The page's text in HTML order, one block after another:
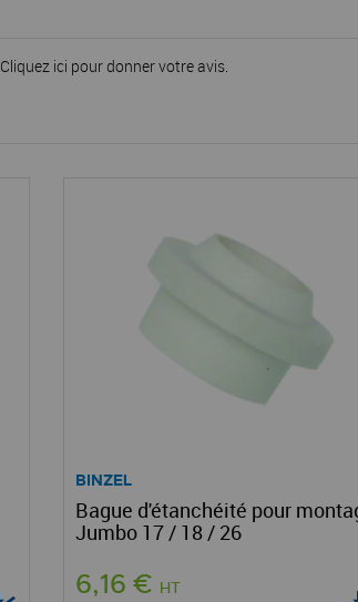
Cliquez ici pour donner votre avis.
BINZEL
Bague d'étanchéité pour
Jumbo 17 / 18 / 26
6,16 € HT